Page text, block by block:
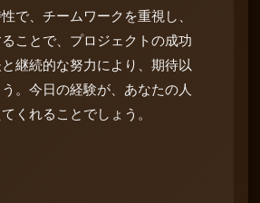
で、チームワークを重視し、
ことで、プロジェクトの成功
継続的な努力により、期待以
。今日の経験が、あなたの人
くれることでしょう。